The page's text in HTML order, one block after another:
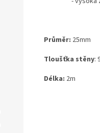
Průměr: 25mm
Tloušťka stěny:
Délka: 2m